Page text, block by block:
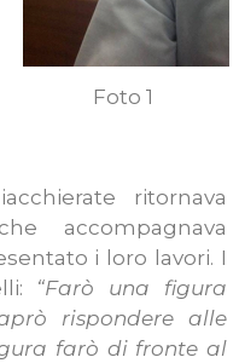
Foto 1
ritornava
accompagnava
i loro lavori. I
“Farò una figura
rispondere alle
farò di fronte al